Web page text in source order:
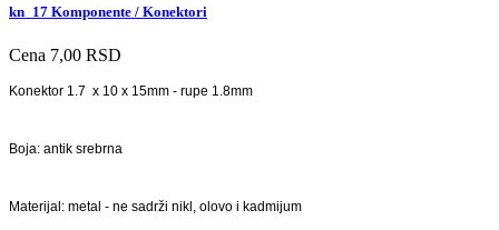
kn_17 Komponente / Konektori
Cena 7,00 RSD
Konektor 1.7 x 10 x 15mm - rupe 1.8mm
Boja: antik srebrna
Materijal: metal - ne sadrži nikl, olovo i kadmijum